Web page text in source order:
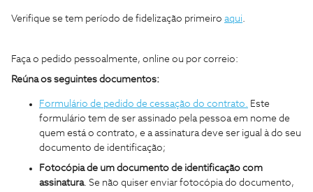
Verifique se tem período de fidelização primeiro aqui.
Faça o pedido pessoalmente, online ou por correio:
Reúna os seguintes documentos:
Formulário de pedido de cessação do contrato. Este
formulário tem de ser assinado pela pessoa em nome de
quem está o contrato, e a assinatura deve ser igual à do seu
documento de identificação;
Fotocópia de um documento de identificação com
assinatura. Se não quiser enviar fotocópia do documento,